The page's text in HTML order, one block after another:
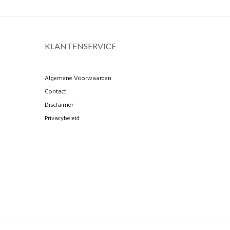
KLANTENSERVICE
Algemene Voorwaarden
Contact
Disclaimer
Privacybeleid